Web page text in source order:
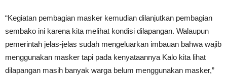
“Kegiatan pembagian masker kemudian dilanjutkan pembagian
sembako ini karena kita melihat kondisi dilapangan. Walaupun
pemerintah jelas-jelas sudah mengeluarkan imbauan bahwa wajib
menggunakan masker tapi pada kenyataannya Kalo kita lihat
dilapangan masih banyak warga belum menggunakan masker,”